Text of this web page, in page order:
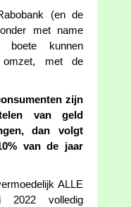
(en de
met name
boete kunnen
met de
zijn
van geld
dan volgt
van de jaar
ALLE
2022 volledig